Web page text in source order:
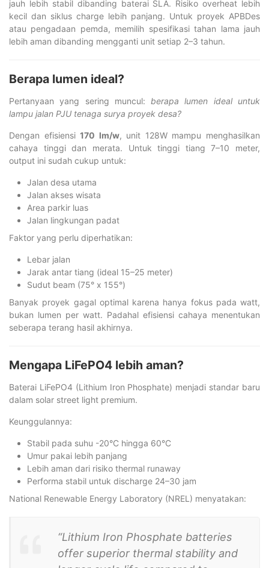
jauh lebih stabil dibanding baterai SLA. Risiko overheat lebih
kecil dan siklus charge lebih panjang. Untuk proyek APBDes
atau pengadaan pemda, memilih spesifikasi tahan lama jauh
lebih aman dibanding mengganti unit setiap 2–3 tahun.
Berapa lumen ideal?
Pertanyaan yang sering muncul: berapa lumen ideal untuk
lampu jalan PJU tenaga surya proyek desa?
Dengan efisiensi170 lm/w, unit 128W mampu menghasilkan
cahaya tinggi dan merata. Untuk tinggi tiang 7–10 meter,
output ini sudah cukup untuk:
Jalan desa utama
Jalan akses wisata
Area parkir luas
Jalan lingkungan padat
Faktor yang perlu diperhatikan:
Lebar jalan
Jarak antar tiang (ideal 15–25 meter)
Sudut beam (75° x 155°)
Banyak proyek gagal optimal karena hanya fokus pada watt,
bukan lumen per watt. Padahal efisiensi cahaya menentukan
seberapa terang hasil akhirnya.
Mengapa LiFePO4 lebih aman?
Baterai LiFePO4 (Lithium Iron Phosphate) menjadi standar baru
dalam solar street light premium.
Keunggulannya:
Stabil pada suhu -20°C hingga 60°C
Umur pakai lebih panjang
Lebih aman dari risiko thermal runaway
Performa stabil untuk discharge 24–30 jam
National Renewable Energy Laboratory (NREL) menyatakan:
“Lithium Iron Phosphate batteries
offer superior thermal stability and